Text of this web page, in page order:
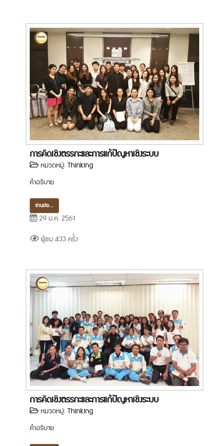
การคิดเชิงตรรกะและการแก้ปัญหาเชิงระบบ
หมวดหมู่:Thinking
คำอธิบาย
อ่านต่อ...
29 ม.ค. 2561
ผู้ชม 433 ครั้ง
การคิดเชิงตรรกะและการแก้ปัญหาเชิงระบบ
หมวดหมู่:Thinking
คำอธิบาย